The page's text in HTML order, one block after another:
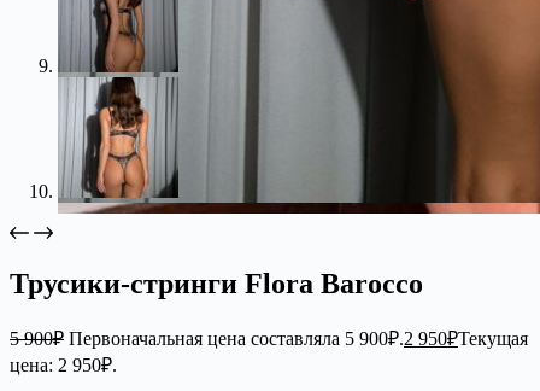
Трусики-стринги Flora Barocco
5 900₽ Первоначальная цена составляла 5 900₽.2 950₽Текущая
цена: 2 950₽.